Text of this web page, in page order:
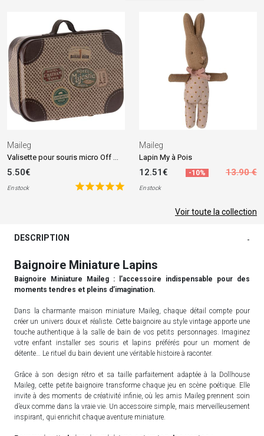
Maileg
5.50€
En stock
Maileg
Lapin My à Pois
12.51€ -10% 13.90 €
En stock
Voir toute la collection
DESCRIPTION -
Baignoire Miniature Lapins
Baignoire Miniature Maileg : l’accessoire indispensable pour des
moments tendres et pleins d’imagination.
Dans la charmante maison miniature Maileg, chaque détail compte pour
créer un univers doux et réaliste. Cette baignoire au style vintage apporte une
touche authentique à la salle de bain de vos petits personnages. Imaginez
votre enfant installer ses souris et lapins préférés pour un moment de
détente… Le rituel du bain devient une véritable histoire à raconter.
Grâce à son design rétro et sa taille parfaitement adaptée à la Dollhouse
Maileg, cette petite baignoire transforme chaque jeu en scène poétique. Elle
invite à des moments de créativité infinie, où les amis Maileg prennent soin
d’eux comme dans la vraie vie. Un accessoire simple, mais merveilleusement
inspirant, qui enrichit chaque aventure miniature.